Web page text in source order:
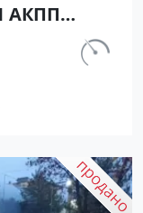
АКПП
Седан покм.